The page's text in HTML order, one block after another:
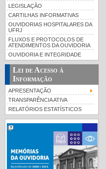
LEGISLAÇÃO
CARTILHAS INFORMATIVAS
OUVIDORIAS HOSPITALARES DA
UFRJ
FLUXOS E PROTOCOLOS DE
ATENDIMENTOS DA OUVIDORIA
OUVIDORIA E INTEGRIDADE
Lei de Acesso à
Informação
APRESENTAÇÃO
TRANSPARÊNCIA ATIVA
RELATÓRIOS ESTATÍSTICOS